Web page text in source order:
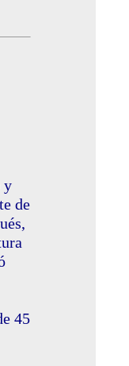
y
de
45